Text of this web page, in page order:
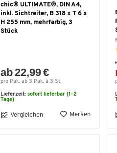
chic® ULTIMATE®, DIN A4,
inkl. Sichtreiter, B 318 x T 6 x
H 255 mm, mehrfarbig, 3
Stück
ab 22,99 €
pro Pak. ab 3 Pak. à 3 St.
Lieferzeit: sofort lieferbar (1-2
Tage)
Vergleichen Merken